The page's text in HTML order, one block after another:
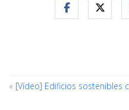
« [Vídeo] Edificios sostenibles